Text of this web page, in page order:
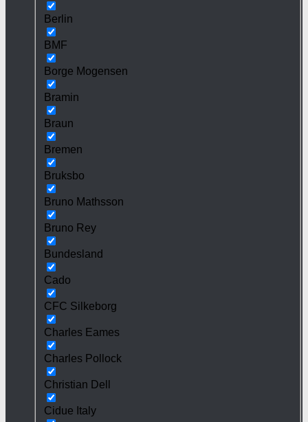
Berlin
BMF
Borge Mogensen
Bramin
Braun
Bremen
Bruksbo
Bruno Mathsson
Bruno Rey
Bundesland
Cado
CFC Silkeborg
Charles Eames
Charles Pollock
Christian Dell
Cidue Italy